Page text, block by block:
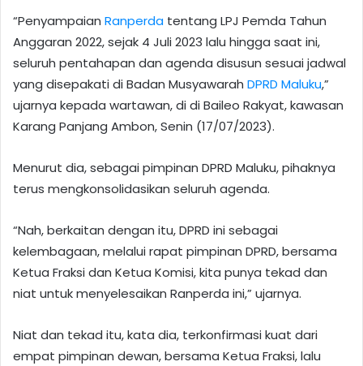
“Penyampaian Ranperda tentang LPJ Pemda Tahun
Anggaran 2022, sejak 4 Juli 2023 lalu hingga saat ini,
seluruh pentahapan dan agenda disusun sesuai jadwal
yang disepakati di Badan Musyawarah DPRD Maluku,”
ujarnya kepada wartawan, di di Baileo Rakyat, kawasan
Karang Panjang Ambon, Senin (17/07/2023).
Menurut dia, sebagai pimpinan DPRD Maluku, pihaknya
terus mengkonsolidasikan seluruh agenda.
“Nah, berkaitan dengan itu, DPRD ini sebagai
kelembagaan, melalui rapat pimpinan DPRD, bersama
Ketua Fraksi dan Ketua Komisi, kita punya tekad dan
niat untuk menyelesaikan Ranperda ini,” ujarnya.
Niat dan tekad itu, kata dia, terkonfirmasi kuat dari
empat pimpinan dewan, bersama Ketua Fraksi, lalu